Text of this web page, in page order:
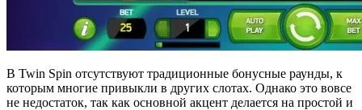
В Twin Spin отсутствуют традиционные бонусные раунды, к
которым многие привыкли в других слотах. Однако это вовсе
не недостаток, так как основной акцент делается на простой и